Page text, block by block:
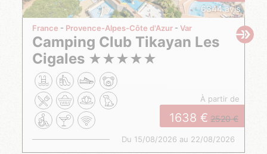
6344 avis
France Provence-Alpes-Côte d'Azur Var
Camping Club Tikayan Les
Cigales ★★★★★
à partir de
1638 2520
Du 15/08/2026 au 22/08/2026